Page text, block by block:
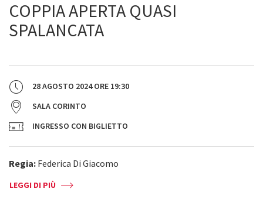
COPPIA APERTA QUASI
SPALANCATA
28 AGOSTO 2024ORE 19:30
SALA CORINTO
INGRESSO CON BIGLIETTO
Regia: Federica Di Giacomo
LEGGI DI PIÙ